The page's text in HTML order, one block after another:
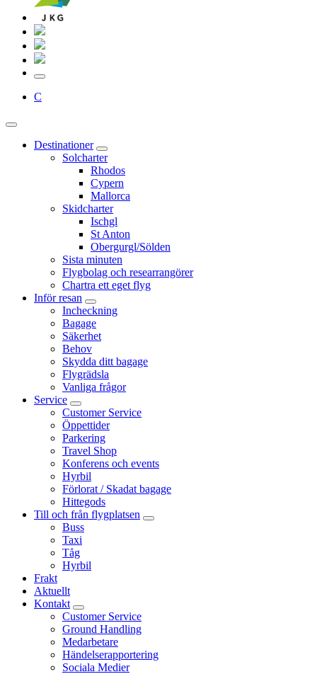
C
Destinationer
Solcharter
Rhodos
Cypern
Mallorca
Skidcharter
Ischgl
St Anton
Obergurgl/Sölden
Sista minuten
Flygbolag och researrangörer
Chartra ett eget flyg
Inför resan
Incheckning
Bagage
Säkerhet
Behov
Skydda ditt bagage
Flygrädsla
Vanliga frågor
Service
Customer Service
Öppettider
Parkering
Travel Shop
Konferens och events
Hyrbil
Förlorat / Skadat bagage
Hittegods
Till och från flygplatsen
Buss
Taxi
Tåg
Hyrbil
Frakt
Aktuellt
Kontakt
Customer Service
Ground Handling
Medarbetare
Händelserapportering
Sociala Medier